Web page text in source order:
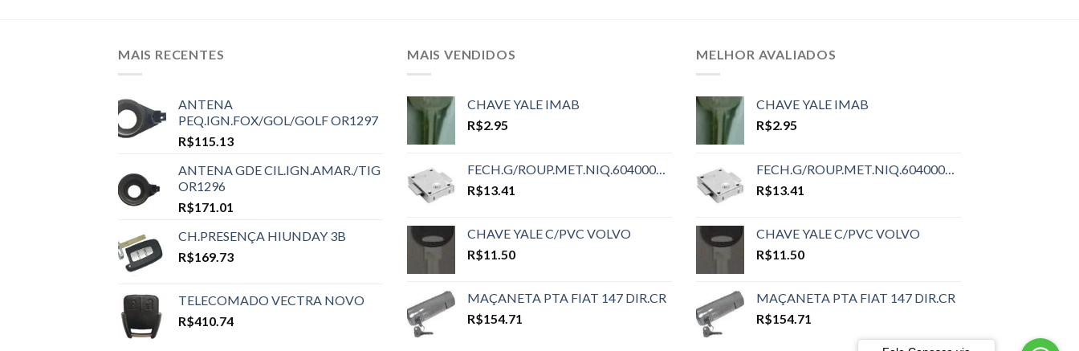
MAIS RECENTES
ANTENA
PEQ.IGN.FOX/GOL/GOLF OR1297
R$115.13
ANTENA GDE CIL.IGN.AMAR./TIG
OR1296
R$171.01
CH.PRESENÇA HIUNDAY 3B
R$169.73
TELECOMADO VECTRA NOVO
R$410.74
MAIS VENDIDOS
CHAVE YALE IMAB
R$2.95
FECH.G/ROUP.MET.NIQ.6040000110
R$13.41
CHAVE YALE C/PVC VOLVO
R$11.50
MAÇANETA PTA FIAT 147 DIR.CR
R$154.71
MELHOR AVALIADOS
CHAVE YALE IMAB
R$2.95
FECH.G/ROUP.MET.NIQ.6040000110
R$13.41
CHAVE YALE C/PVC VOLVO
R$11.50
MAÇANETA PTA FIAT 147 DIR.CR
R$154.71